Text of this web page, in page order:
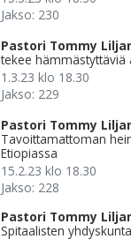
Jakso: 230
Pastori Tommy
tekee hämmästyttäviä
1.3.23 klo 18.30
Jakso: 229
Pastori Tommy
Tavoittamattoman
Etiopiassa
15.2.23 klo 18.30
Jakso: 228
Pastori Tommy
Spitaalisten